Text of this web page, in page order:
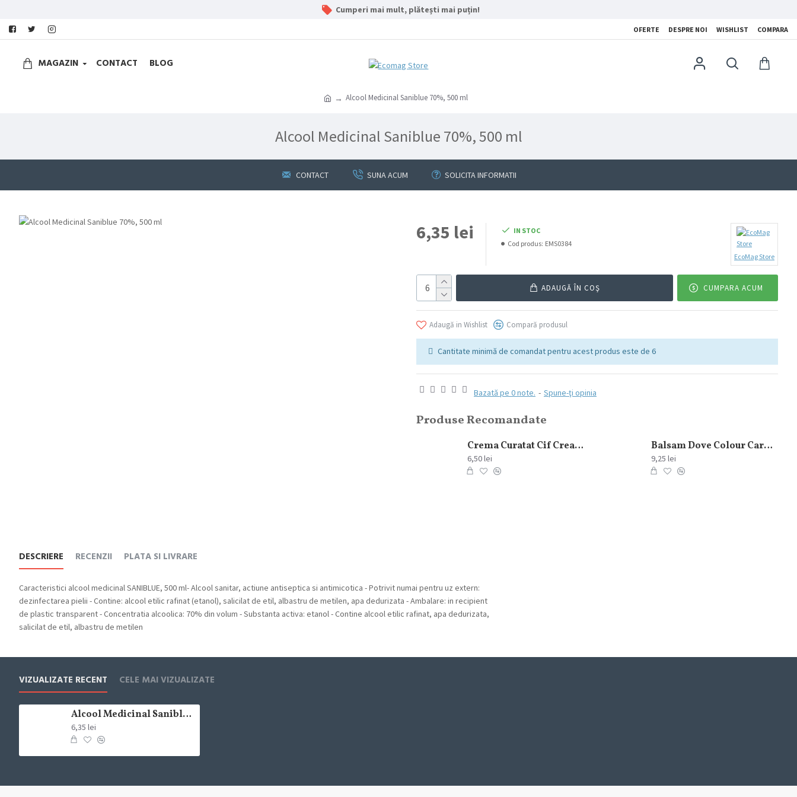
Cumperi mai mult, plătești mai puțin!
OFERTE DESPRE NOI WISHLIST COMPARA
MAGAZIN CONTACT BLOG
Alcool Medicinal Saniblue 70%, 500 ml
Alcool Medicinal Saniblue 70%, 500 ml
CONTACT SUNA ACUM SOLICITA INFORMATII
Bazată pe 0 note. - Spune-ţi opinia
6,35 lei
IN STOC
Cod produs: EMS0384
EcoMag Store
ADAUGĂ ÎN COŞ CUMPARA ACUM
Adaugă in Wishlist Compară produsul
Cantitate minimă de comandat pentru acest produs este de 6
Produse Recomandate
Crema Curatat Cif Cream Lamaie 250 ml
6,50 lei
Balsam Dove Colour Care 200 ml
9,25 lei
DESCRIERE RECENZII PLATA SI LIVRARE
Caracteristici alcool medicinal SANIBLUE, 500 ml- Alcool sanitar, actiune antiseptica si antimicotica - Potrivit numai pentru uz extern:
dezinfectarea pielii - Contine: alcool etilic rafinat (etanol), salicilat de etil, albastru de metilen, apa dedurizata - Ambalare: in recipient
de plastic transparent - Concentratia alcoolica: 70% din volum - Substanta activa: etanol - Contine alcool etilic rafinat, apa dedurizata,
salicilat de etil, albastru de metilen
VIZUALIZATE RECENT CELE MAI VIZUALIZATE
Alcool Medicinal Saniblue 70%, 500 ml
6,35 lei